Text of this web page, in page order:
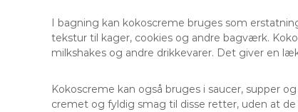
I bagning kan kokoscreme bruges som
tekstur til kager, cookies og andre bagværk.
milkshakes og andre drikkevarer. Det giver en
Kokoscreme kan også bruges i saucer, supper
cremet og fyldig smag til disse retter, uden at